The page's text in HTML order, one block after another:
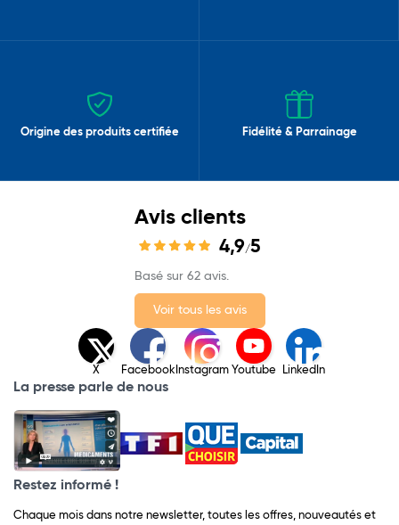
Origine des produits certifiée Fidélité & Parrainage
Avis clients
4,9/5
Basé sur 62 avis.
Voir tous les avis
X Facebook Instagram Youtube LinkedIn
La presse parle de nous
Restez informé !
Chaque mois dans notre newsletter, toutes les offres, nouveautés et